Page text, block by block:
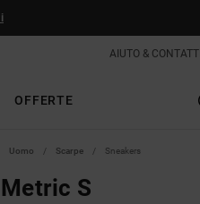
AIUTO & CONTATTI
OFFERTE
Uomo Scarpe Sneakers
S